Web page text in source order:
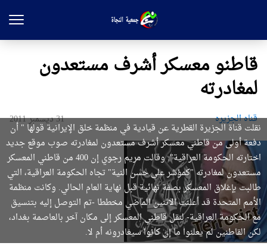
قاطنو معسكر أشرف مستعدون
لمغادرته
قناه الجزيره 31 ديسمبر 2011
نقلت قناة الجزيرة القطرية عن قيادية في منظمة خلق الإيرانية قولها " أن
دفعة أولى من قاطني معسكر أشرف مستعدون لمغادرته صوب موقع جديد
اختارته الحكومة العراقية". وقالت مريم رجوي إن 400 من قاطني المعسكر
مستعدون لمغادرته "كمؤشر على حسن النية" تجاه الحكومة العراقية، التي
طالبت بإغلاق المعسكر بصفة نهائية قبل نهاية العام الحالي. وكانت منظمة
الأمم المتحدة قد أعلنت الاثنين الماضي مخططا -تم التوصل إليه بتنسيق
مع الحكومة العراقية- لنقل قاطني المعسكر إلى مكان آخر بالعاصمة بغداد،
لكن القاطنين لم يعلنوا ما إن كانوا سيغادرونه أم لا.